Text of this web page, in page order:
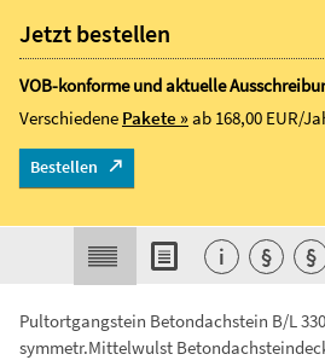
Pultortgangstein Betondachstein B/L
symmetr.Mittelwulst
Jetzt bestellen
VOB-konforme und aktuelle
Verschiedene Pakete »ab 168,00 EUR/
Bestellen
i § §